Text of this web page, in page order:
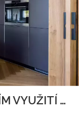
KUCHYNĚ S MAXIMÁLNÍM VYUŽITÍ PROSTORU